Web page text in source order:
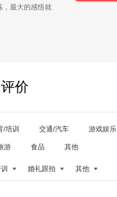
，最大的感悟就
价
/培训 交通/汽车 游戏娱乐
游 食品 其他
婚礼跟拍 其他